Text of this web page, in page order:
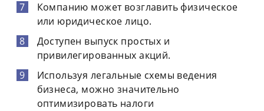
Компанию может возглавить физическое
или юридическое лицо.
Доступен выпуск простых и
привилегированных акций.
Используя легальные схемы ведения
бизнеса, можно значительно
оптимизировать налоги